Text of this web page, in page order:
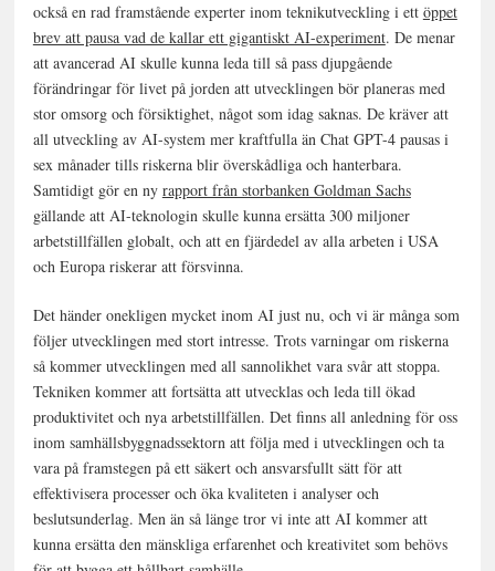
också en rad framstående experter inom teknikutveckling i ett öppet
brev att pausa vad de kallar ett gigantiskt AI-experiment. De menar
att avancerad AI skulle kunna leda till så pass djupgående
förändringar för livet på jorden att utvecklingen bör planeras med
stor omsorg och försiktighet, något som idag saknas. De kräver att
all utveckling av AI-system mer kraftfulla än Chat GPT-4 pausas i
sex månader tills riskerna blir överskådliga och hanterbara.
Samtidigt gör en ny rapport från storbanken Goldman Sachs
gällande att AI-teknologin skulle kunna ersätta 300 miljoner
arbetstillfällen globalt, och att en fjärdedel av alla arbeten i USA
och Europa riskerar att försvinna.
Det händer onekligen mycket inom AI just nu, och vi är många som
följer utvecklingen med stort intresse. Trots varningar om riskerna
så kommer utvecklingen med all sannolikhet vara svår att stoppa.
Tekniken kommer att fortsätta att utvecklas och leda till ökad
produktivitet och nya arbetstillfällen. Det finns all anledning för oss
inom samhällsbyggnadssektorn att följa med i utvecklingen och ta
vara på framstegen på ett säkert och ansvarsfullt sätt för att
effektivisera processer och öka kvaliteten i analyser och
beslutsunderlag. Men än så länge tror vi inte att AI kommer att
kunna ersätta den mänskliga erfarenhet och kreativitet som behövs